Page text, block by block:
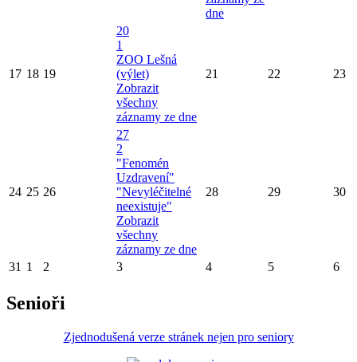
dne
17 18 19
20
1
ZOO Lešná
(výlet)
Zobrazit
všechny
záznamy ze dne
21 22 23
24 25 26
27
2
"Fenomén
Uzdravení"
"Nevyléčitelné
neexistuje"
Zobrazit
všechny
záznamy ze dne
28 29 30
31 1 2 3 4 5 6
Senioři
Zjednodušená verze stránek nejen pro seniory